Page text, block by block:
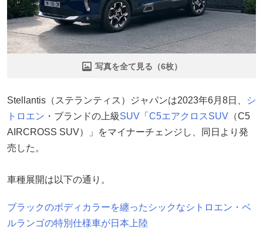
写真を全て見る（6枚）
Stellantis（ステランティス）ジャパンは2023年6月8日、
シ
トロエン ・ブランドの上級SUV 「 C5エアクロスSUV （C5
AIRCROSS SUV）」をマイナーチェンジし、同日より発
売した。
車種展開は以下の通り。
ブラックのボディカラーを纏ったシックなシトロエン・ベ
ルランゴの特別仕様車が日本上陸